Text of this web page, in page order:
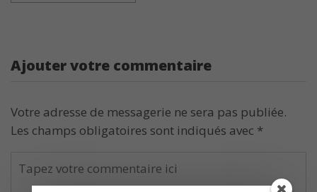
Ajouter votre commentaire
Votre adresse de messagerie ne sera pas publiée.
Les champs obligatoires sont indiqués avec *